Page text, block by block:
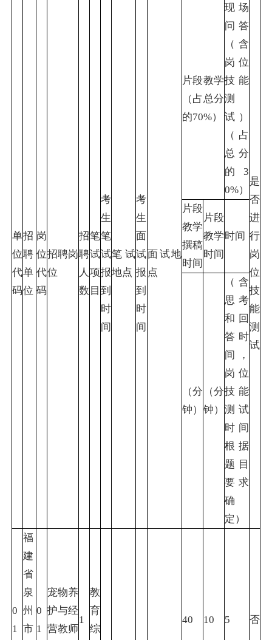
单
位
代
码
招
聘
单
位
岗
位
代
码
招聘岗
位
招
聘
人
数
笔
试
项
目
考
生
笔
试
报
到
时
间
笔试
地点
考
生
面
试
报
到
时
间
面试地
点
片段教学
（占总分
的70%）
现场
问答
（含
岗位
技能
测
试）
（占
总分
的3
0%）
是
否
进
行
岗
位
技
能
测
试
片段
教学
撰稿
时间
片段
教学
时间
时间
（分
钟）
（分
钟）
（含
思考
和回
答时
间，
岗位
技能
测试
时间
根据
题目
要求
确
定）
0
1
福
建
省
泉
州
市
0
1
宠物养
护与经
营教师
1
教
育
综
40 10 5 否